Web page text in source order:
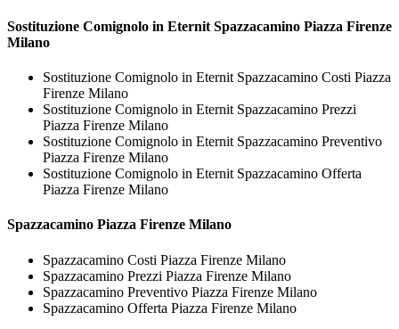
Sostituzione Comignolo in Eternit Spazzacamino Piazza Firenze
Milano
Sostituzione Comignolo in Eternit Spazzacamino Costi Piazza
Firenze Milano
Sostituzione Comignolo in Eternit Spazzacamino Prezzi
Piazza Firenze Milano
Sostituzione Comignolo in Eternit Spazzacamino Preventivo
Piazza Firenze Milano
Sostituzione Comignolo in Eternit Spazzacamino Offerta
Piazza Firenze Milano
Spazzacamino Piazza Firenze Milano
Spazzacamino Costi Piazza Firenze Milano
Spazzacamino Prezzi Piazza Firenze Milano
Spazzacamino Preventivo Piazza Firenze Milano
Spazzacamino Offerta Piazza Firenze Milano